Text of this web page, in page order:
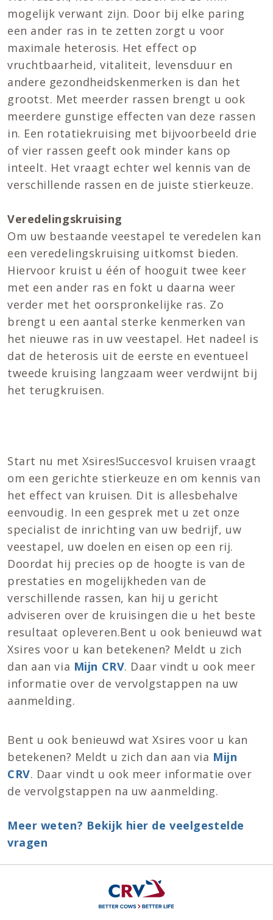
mogelijk verwant zijn. Door bij elke paring
een ander ras in te zetten zorgt u voor
maximale heterosis. Het effect op
vruchtbaarheid, vitaliteit, levensduur en
andere gezondheidskenmerken is dan het
grootst. Met meerder rassen brengt u ook
meerdere gunstige effecten van deze rassen
in. Een rotatiekruising met bijvoorbeeld drie
of vier rassen geeft ook minder kans op
inteelt. Het vraagt echter wel kennis van de
verschillende rassen en de juiste stierkeuze.
Veredelingskruising
Om uw bestaande veestapel te veredelen kan
een veredelingskruising uitkomst bieden.
Hiervoor kruist u één of hooguit twee keer
met een ander ras en fokt u daarna weer
verder met het oorspronkelijke ras. Zo
brengt u een aantal sterke kenmerken van
het nieuwe ras in uw veestapel. Het nadeel is
dat de heterosis uit de eerste en eventueel
tweede kruising langzaam weer verdwijnt bij
het terugkruisen.
Start nu met Xsires!Succesvol kruisen vraagt
om een gerichte stierkeuze en om kennis van
het effect van kruisen. Dit is allesbehalve
eenvoudig. In een gesprek met u zet onze
specialist de inrichting van uw bedrijf, uw
veestapel, uw doelen en eisen op een rij.
Doordat hij precies op de hoogte is van de
prestaties en mogelijkheden van de
verschillende rassen, kan hij u gericht
adviseren over de kruisingen die u het beste
resultaat opleveren.Bent u ook benieuwd wat
Xsires voor u kan betekenen? Meldt u zich
dan aan via Mijn CRV. Daar vindt u ook meer
informatie over de vervolgstappen na uw
aanmelding.
Bent u ook benieuwd wat Xsires voor u kan
betekenen? Meldt u zich dan aan via Mijn
CRV. Daar vindt u ook meer informatie over
de vervolgstappen na uw aanmelding.
Meer weten? Bekijk hier de veelgestelde
vragen